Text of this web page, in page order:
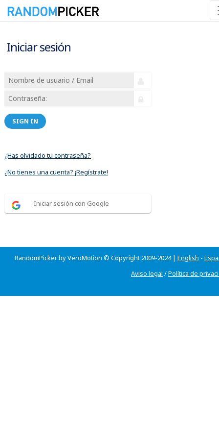
Iniciar sesión
SIGN IN
¿Has olvidado tu contraseña?
¿No tienes una cuenta? ¡Regístrate!
Iniciar sesión con Google
RandomPicker by VeroMotion © Copyright 2009-2024 | English -
Aviso legal /Política de